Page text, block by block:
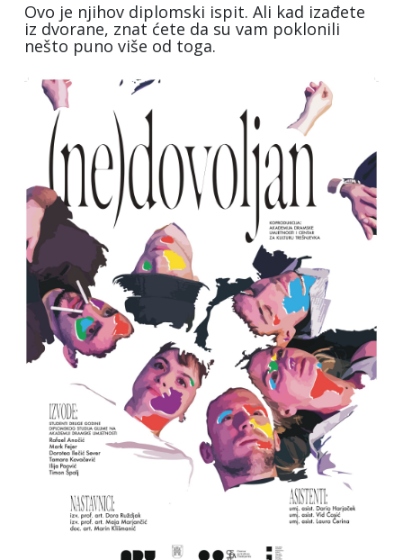
Ovo je njihov diplomski ispit. Ali kad izađete
iz dvorane, znat ćete da su vam poklonili
nešto puno više od toga.